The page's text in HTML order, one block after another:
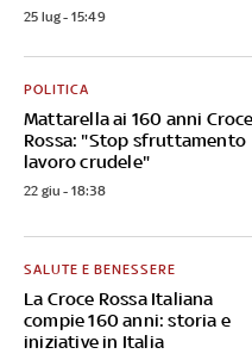
25 lug - 15:49
Mattarella ai 160 anni Croce
Rossa: "Stop sfruttamento
lavoro crudele"
POLITICA
22 giu - 18:38
La Croce Rossa Italiana
compie 160 anni: storia e
iniziative in Italia
SALUTE E BENESSERE